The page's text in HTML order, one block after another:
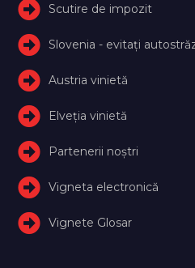
Scutire de impozit
Slovenia - evitați
Austria vinietă
Elveţia vinietă
Partenerii noștri
Vigneta electronică
Vignete Glosar